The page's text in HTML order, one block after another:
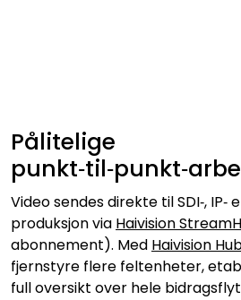
Pålitelige
Video sendes direkte til SDI‑, IP‑
produksjon via Haivision
abonnement). Med Haivision
fjernstyre flere feltenheter,
full oversikt over hele